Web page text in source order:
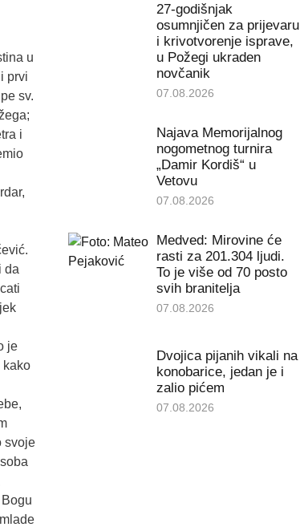
u
prvi
sv.
i
da
je
kako
svoje
27-godišnjak
osumnjičen za prijevaru
i krivotvorenje isprave,
u Požegi ukraden
novčanik
07.08.2026
Najava Memorijalnog
nogometnog turnira
„Damir Kordiš“ u
Vetovu
07.08.2026
Medved: Mirovine će
rasti za 201.304 ljudi.
To je više od 70 posto
svih branitelja
07.08.2026
Dvojica pijanih vikali na
konobarice, jedan je i
zalio pićem
07.08.2026